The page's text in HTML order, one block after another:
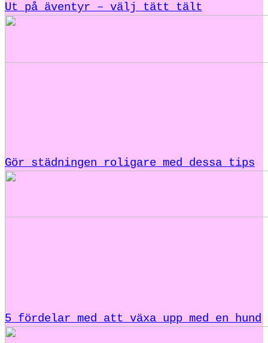
Ut på äventyr – välj tätt tält
Gör städningen roligare med dessa tips
5 fördelar med att växa upp med en hund